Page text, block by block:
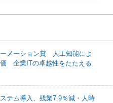
メーション賞 人工知能によ
企業ITの卓越性をたたえる
テム導入、残業7.9％減・人時